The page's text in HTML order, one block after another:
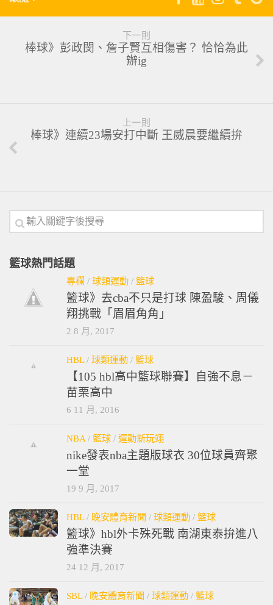
下一則
棒球》彭政閔、詹子賢互相傷害？ 恰恰為此
辦ig
上一則
棒球》連續23場安打中斷 王威晨要繼續拚
籃球熱門話題
專欄 / 球類運動 / 籃球
籃球》去cba不只是打球 陳盈駿、周儀
翔挑戰「眉眉角角」
2 8 月, 2017
HBL/ 球類運動 / 籃球
【105 hbl高中籃球聯賽】自強不息－
苗栗高中
6 11 月, 2016
NBA / 籃球 / 運動新玩翊
nike發表nba主題版球衣 30位球員齊聚
一堂
19 9 月, 2017
HBL/ 晚安體育新聞 / 球類運動 / 籃球
籃球》hbl外卡殊死戰 南湖東泰拚進八
強準決賽
24 12 月, 2017
SBL/ 晚安體育新聞 / 球類運動 / 籃球